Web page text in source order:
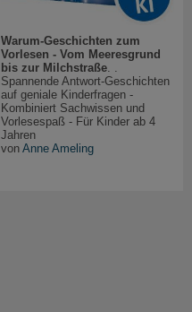
Warum-Geschichten zum
Vorlesen - Vom Meeresgrund
bis zur Milchstraße. .
Spannende Antwort-Geschichten
auf geniale Kinderfragen -
Kombiniert Sachwissen und
Vorlesespaß - Für Kinder ab 4
Jahren
von Anne Ameling